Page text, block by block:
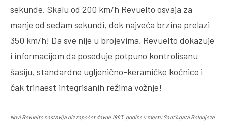
sekunde. Skalu od 200 km/h Revuelto osvaja za
manje od sedam sekundi, dok najveća brzina prelazi
350 km/h! Da sve nije u brojevima, Revuelto dokazuje
i informacijom da poseduje potpuno kontrolisanu
šasiju, standardne ugljenično-keramičke kočnice i
čak trinaest integrisanih režima vožnje!
Novi Revuelto nastavlja niz započet davne 1963. godine u mestu Sant’Agata Bolonjeze